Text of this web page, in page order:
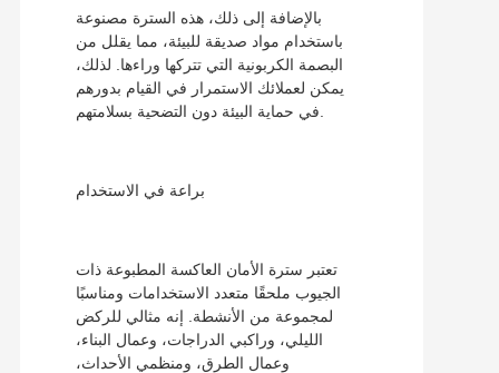
بالإضافة إلى ذلك، هذه السترة مصنوعة
باستخدام مواد صديقة للبيئة، مما يقلل من
البصمة الكربونية التي تتركها وراءها. لذلك،
يمكن لعملائك الاستمرار في القيام بدورهم
في حماية البيئة دون التضحية بسلامتهم.
براعة في الاستخدام
تعتبر سترة الأمان العاكسة المطبوعة ذات
الجيوب ملحقًا متعدد الاستخدامات ومناسبًا
لمجموعة من الأنشطة. إنه مثالي للركض
الليلي، وراكبي الدراجات، وعمال البناء،
وعمال الطرق، ومنظمي الأحداث،